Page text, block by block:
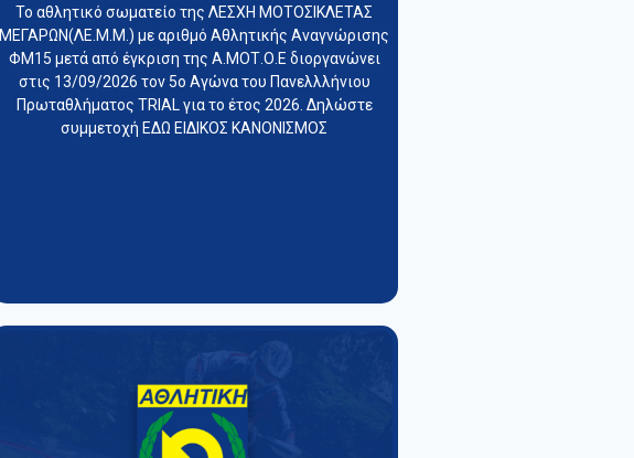
Το αθλητικό σωματείο της ΛΕΣΧΗ ΜΟΤΟΣΙΚΛΕΤΑΣ
ΜΕΓΑΡΩΝ(ΛΕ.Μ.Μ.) με αριθμό Αθλητικής Αναγνώρισης
ΦΜ15 μετά από έγκριση της Α.ΜΟΤ.Ο.Ε διοργανώνει
στις 13/09/2026 τον 5ο Αγώνα του Πανελλλήνιου
Πρωταθλήματος TRIAL για το έτος 2026. Δηλώστε
συμμετοχή ΕΔΩ ΕΙΔΙΚΟΣ ΚΑΝΟΝΙΣΜΟΣ